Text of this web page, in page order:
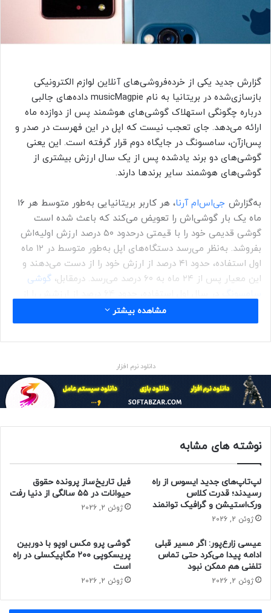
گزارش جدید یکی از خرده‌فروشی‌های آنلاین لوازم الکترونیکی
باز‌سازی‌شده در بریتانیا به‌ نام musicMagpie داده‌های جالبی
درباره چگونگی استهلاک گوشی‌های هوشمند پس از دوازده ماه
ارائه می‌دهد. جای تعجب نیست که اپل در این فهرست در صدر و
پس‌از‌آن، سامسونگ در جایگاه دوم قرار گرفته است. این یعنی
گوشی‌های دو برند یاد‌شده پس از یک سال ارزش بیشتری از
گوشی‌های هوشمند سایر برندها دارند.
به‌گزارش جی‌اس‌ام آرنا
، هر کاربر بریتانیایی به‌طور متوسط هر ۱۶
ماه یک‌ بار گوشی‌اش را تعویض می‌کند که باعث شده است
گوشی‌ قدیمی خود را با قیمتی در‌حدود ۵۰ درصد ارزش اولیه‌‌اش
بفروشد. به‌نظر می‌رسد دستگاه‌های اپل به‌طور متوسط در ۱۲ ماه
اول استفاده، حدود ۴۱ درصد از ارزش خود را از دست می‌دهند و
این معیار پس از ۲۴ ماه به ۶۰ درصد می‌رسد. درمقابل،
گوشی
درمقایسه‌با قیمت اولیه‌‌اش کاهش می‌یابد.
نکته جالب این است که ارزش گوشی‌های وان‌پلاس پس از یک
سال، ۶۹ درصد و پس از دو سال، ۷۸ درصد کاهش پیدا می‌کند و
ارزش گوشی‌هایگوگلو هواوی پس از دو سال استفاده، کاهش
چشمگیری می‌یابد.
درواقع با نگاه دقیق به گوشی‌های هوشمند مختلف بازار، ارزش
میت ۳۰ پرو و
پی ۲۰ هواوی
پس از یک سال استفاده، به‌ترتیب
۸۷ درصد و ۸۴ درصد کاهش می‌یابد. همچنین، انتظار می‌رود
اولیه‌‌شان را حفظ کنند.
مشاهده بیشتر
دانلود نرم افزار
نوشته های مشابه
لپ‌تاپ‌های جدید ایسوس از راه
رسیدند؛ قدرت کلاس
ورک‌استیشن و گرافیک توانمند
ژوئن 2, 2026
فیل تاریخ‌ساز پرونده حقوق
حیوانات در ۵۵ سالگی از دنیا رفت
ژوئن 2, 2026
عیسی زارع‌پور: اگر مسیر قبلی
ادامه پیدا می‌کرد حتی تماس
تلفنی هم ممکن نبود
ژوئن 2, 2026
گوشی پرو مکس اوپو با دوربین
پریسکوپی ۲۰۰ مگاپیکسلی در راه
است
ژوئن 2, 2026